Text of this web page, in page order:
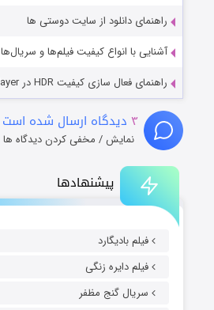
پیشنهادها
فیلم بادیگارد
فیلم دایره زنگی
سریال گنج مظفر
راهنمای دانلود از سایت دوستی ها
آشنایی با انواع کیفیت فیلم‌ها و سریال‌ها
راهنمای فعال سازی کیفیت HDR در PotPlayer
۳ دیدگاه ارسال شده است
نمایش / مخفی کردن دیدگاه ها